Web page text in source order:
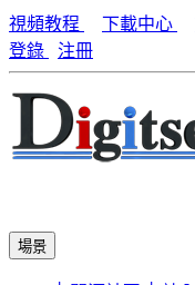
視頻教程 下載中心
登錄
注冊
場景